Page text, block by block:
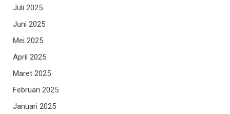
Juli 2025
Juni 2025
Mei 2025
April 2025
Maret 2025
Februari 2025
Januari 2025